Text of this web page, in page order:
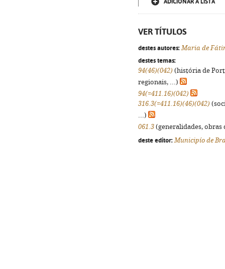
ADICIONAR À LISTA
VER TÍTULOS
destes autores: Maria de
destes temas:
94(46)(042) (história de
regionais, ...)
94(=411.16)(042)
316.3(=411.16)(46)(042)
...)
061.3 (generalidades,
deste editor: Municipío de